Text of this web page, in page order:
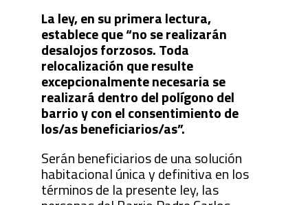
La ley, en su primera lectura,
establece que “no se realizarán
desalojos forzosos. Toda
relocalización que resulte
excepcionalmente necesaria se
realizará dentro del polígono del
barrio y con el consentimiento de
los/as beneficiarios/as”.
Serán beneficiarios de una solución
habitacional única y definitiva en los
términos de la presente ley, las